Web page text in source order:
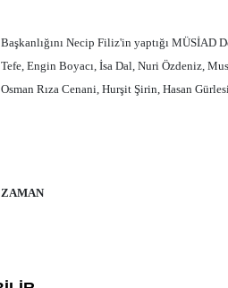
Başkanlığını Necip Filiz'in yaptığı
Tefe, Engin Boyacı, İsa Dal, Nuri Özdeniz,
Osman Rıza Cenani, Hurşit Şirin, Hasan
ZAMAN